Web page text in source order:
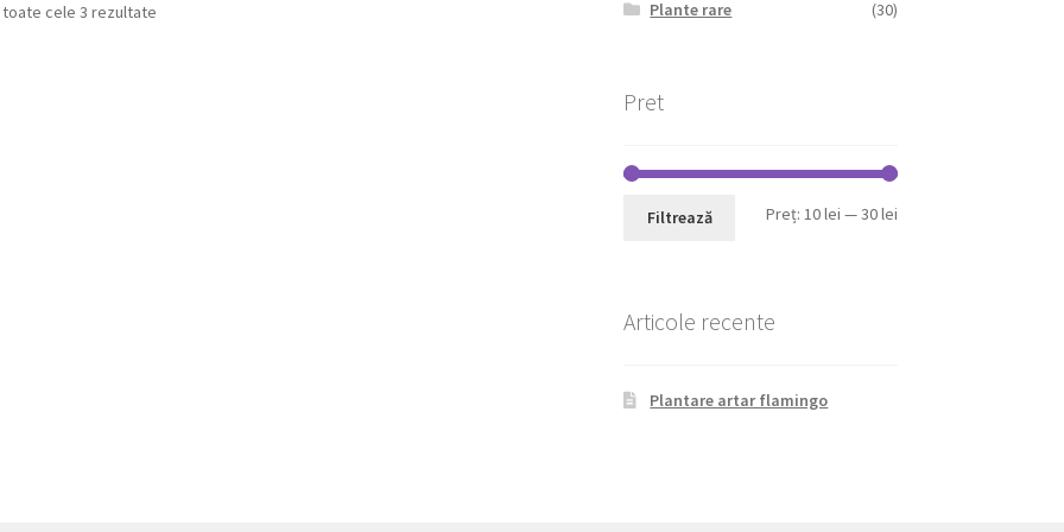
cele 3 rezultate
Plante rare
(30)
Pret
Preț
Preț
Filtrează Preț: 10 lei —30 lei
Articole recente
Plantare artar flamingo